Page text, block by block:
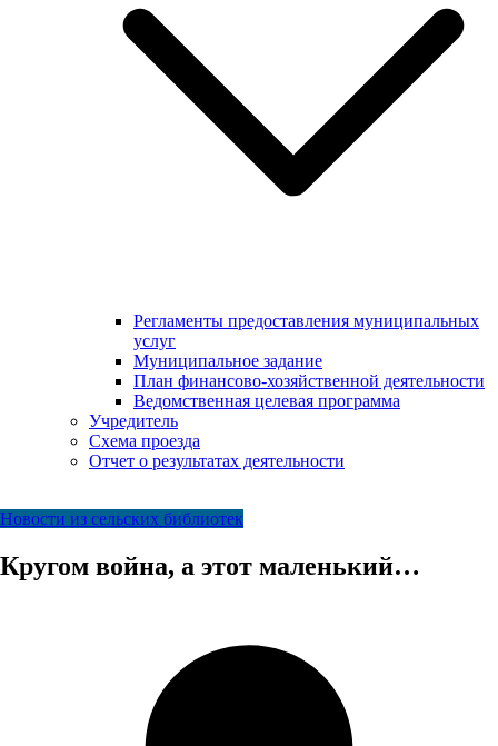
Регламенты предоставления муниципальных
услуг
Муниципальное задание
План финансово-хозяйственной деятельности
Ведомственная целевая программа
Учредитель
Схема проезда
Отчет о результатах деятельности
Новости из сельских библиотек
Кругом война, а этот маленький…